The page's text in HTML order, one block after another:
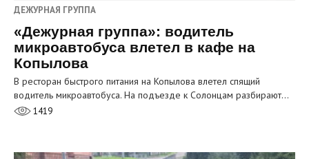
ДЕЖУРНАЯ ГРУППА
«Дежурная группа»: водитель
микроавтобуса влетел в кафе на
Копылова
В ресторан быстрого питания на Копылова влетел спящий
водитель микроавтобуса. На подъезде к Солонцам разбирают…
1419